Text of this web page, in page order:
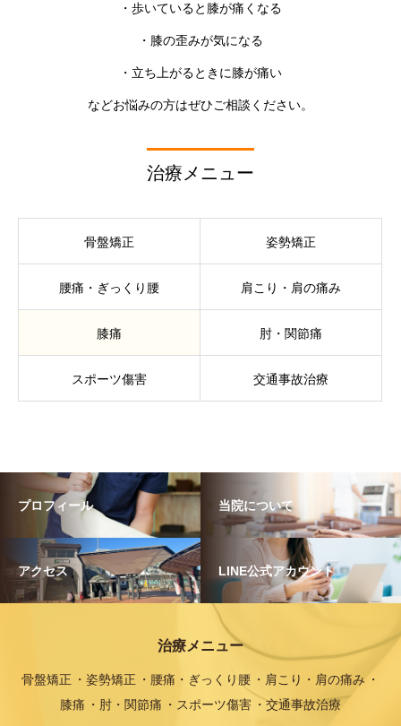
・歩いていると膝が痛くなる
・膝の歪みが気になる
・立ち上がるときに膝が痛い
などお悩みの方はぜひご相談ください。
治療メニュー
骨盤矯正 姿勢矯正
腰痛・ぎっくり腰 肩こり・肩の痛み
膝痛 肘・関節痛
スポーツ傷害 交通事故治療
プロフィール 当院について
アクセス LINE公式アカウント
治療メニュー
骨盤矯正 姿勢矯正 腰痛・ぎっくり腰
肩こり・肩の痛み
膝痛
肘・関節痛 スポーツ傷害 交通事故治療